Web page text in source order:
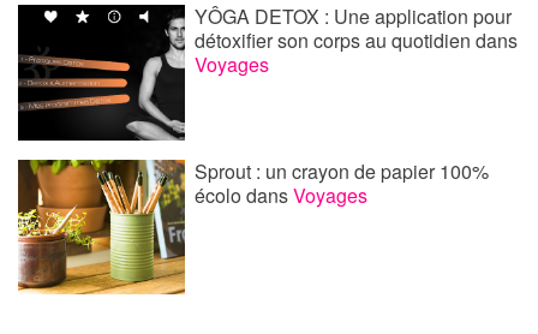
YÔGA DETOX : Une application pour
détoxifier son corps au quotidiendans
Voyages
Sprout : un crayon de papier 100%
écolodansVoyages